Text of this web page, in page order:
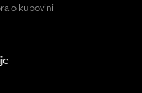
o kupovini